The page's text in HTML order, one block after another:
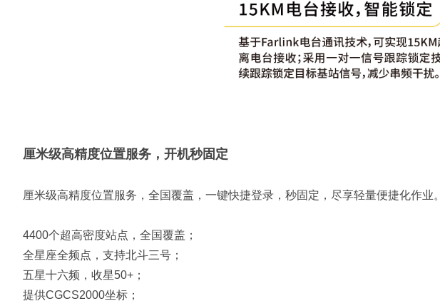
厘米级高精度位置服务，开机秒固定
厘米级高精度位置服务，全国覆盖，一键快捷登录，秒固定，尽享轻量便捷化作业。
4400个超高密度站点，全国覆盖；
全星座全频点，支持北斗三号；
五星十六频，收星50+；
提供CGCS2000坐标；